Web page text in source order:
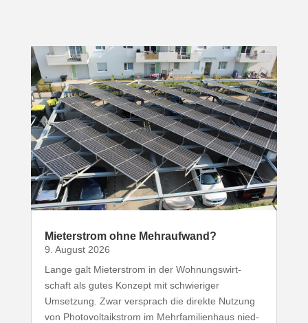
Mieter­strom ohne Mehraufwand?
9. August 2026
Lange galt Mieter­strom in der Wohnungs­wirt­
schaft als gutes Konzept mit schwie­riger
Umsetzung. Zwar versprach die direkte Nutzung
von Photo­vol­ta­ik­strom im Mehr­fa­mi­li­enhaus nied­